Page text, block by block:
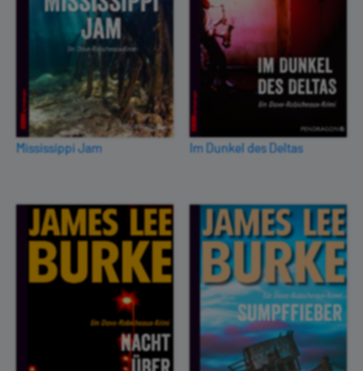
Mississippi Jam Im Dunkel des Deltas